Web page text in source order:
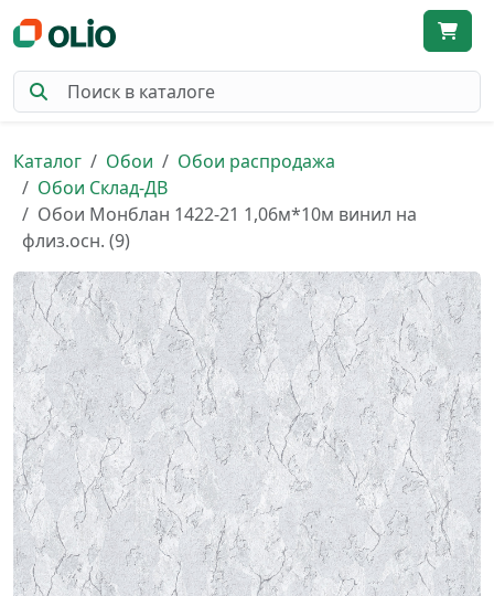
Каталог Обои
Обои распродажа
Обои Склад-ДВ
Обои Монблан 1422-21 1,06м*10м винил на
флиз.осн. (9)